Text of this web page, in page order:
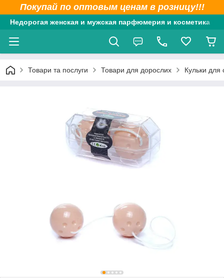
Покупай по оптовым ценам в розницу!!!
Недорогая женская и мужская парфюмерия и косметика
Товари та послуги Товари для дорослих Кульки для